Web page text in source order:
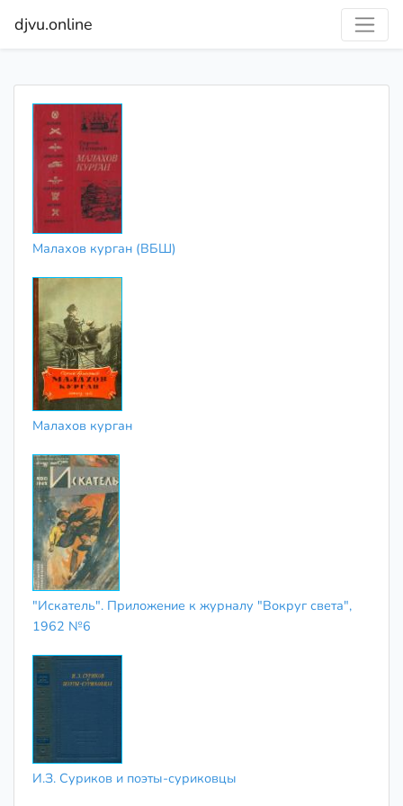
djvu.online
Малахов курган (ВБШ)
Малахов курган
"Искатель". Приложение к журналу "Вокруг света",
1962 №6
И.З. Суриков и поэты-суриковцы